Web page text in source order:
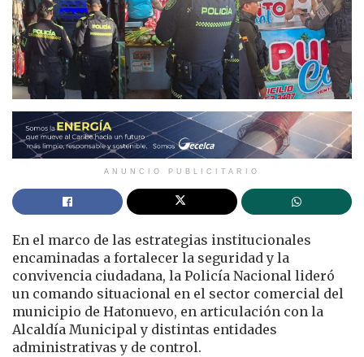
ANUNCIO PUBLICITARIO
En el marco de las estrategias institucionales
encaminadas a fortalecer la seguridad y la
convivencia ciudadana, la Policía Nacional lideró
un comando situacional en el sector comercial del
municipio de Hatonuevo, en articulación con la
Alcaldía Municipal y distintas entidades
administrativas y de control.